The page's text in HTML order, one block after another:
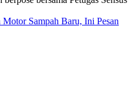
Sampah Baru, Ini Pesan